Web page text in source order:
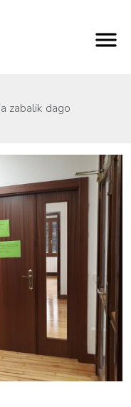
zabalik dago